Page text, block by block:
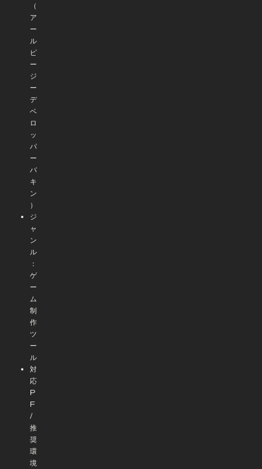
（
ア
ー
ル
ピ
ー
ジ
ー
デ
ベ
ロ
ッ
パ
ー
バ
キ
ン
）
ジ
ャ
ン
ル
：
ゲ
ー
ム
制
作
ツ
ー
ル
対
応
P
F
/
推
奨
環
境